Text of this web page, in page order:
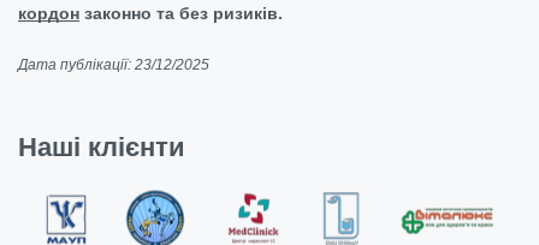
кордон законно та без ризиків.
Дата публікації: 23/12/2025
Наші клієнти